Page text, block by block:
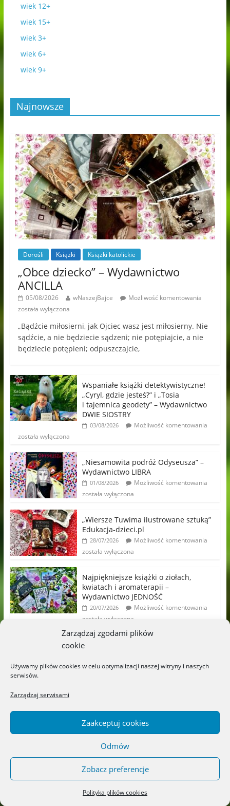
Zarządzaj zgodami plików
cookie
Używamy plików cookies w celu optymalizacji naszej witryny i naszych
serwisów.
Zarządzaj serwisami
Zaakceptuj cookies
Odmów
Zobacz preferencje
Polityka plików cookies
wiek 12+
wiek 15+
wiek 3+
wiek 6+
wiek 9+
Najnowsze
Dorośli Książki Książki katolickie
„Obce dziecko” – Wydawnictwo
ANCILLA
05/08/2026 wNaszejBajce
Możliwość komentowania
została wyłączona
„Bądźcie miłosierni, jak Ojciec wasz jest miłosierny. Nie
sądźcie, a nie będziecie sądzeni; nie potępiajcie, a nie
będziecie potępieni; odpuszczajcie,
Wspaniałe książki detektywistyczne!
„Cyryl, gdzie jesteś?” i „Tosia
i tajemnica geodety” – Wydawnictwo
DWIE SIOSTRY
03/08/2026
Możliwość komentowania
została wyłączona
„Niesamowita podróż Odyseusza” –
Wydawnictwo LIBRA
01/08/2026
Możliwość komentowania
została wyłączona
„Wiersze Tuwima ilustrowane sztuką”
Edukacja-dzieci.pl
28/07/2026
Możliwość komentowania
została wyłączona
Najpiękniejsze książki o ziołach,
kwiatach i aromaterapii –
Wydawnictwo JEDNOŚĆ
20/07/2026
Możliwość komentowania
została wyłączona
„Zielniczek” – Wydawnictwo
18/07/2026
Możliwość komentowania
Wydawnictwo CZYTALISEK
17/07/2026
Możliwość komentowania
została wyłączona
„Sekrety ukryte za szkłem” – Maja
Szanecka – Żołdak
14/07/2026
Możliwość komentowania
została wyłączona